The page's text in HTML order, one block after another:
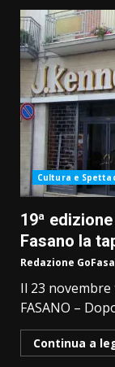
Cultura e
19ª
Fasano la
Redazione
Il 23
FASANO –
Continua a